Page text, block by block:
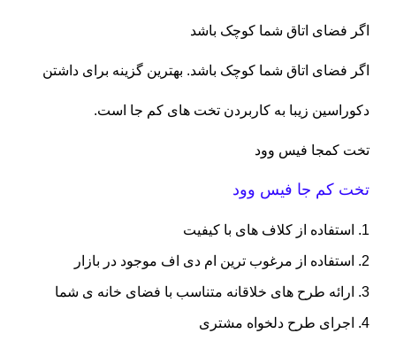
اگر فضای اتاق شما کوچک باشد
اگر فضای اتاق شما کوچک باشد. بهترین گزینه برای داشتن
دکوراسین زیبا به کاربردن تخت های کم جا است.
تخت کمجا فیس وود
تخت کم جا فیس وود
استفاده از کلاف های با کیفیت
استفاده از مرغوب ترین ام دی اف موجود در بازار
ارائه طرح های خلاقانه متناسب با فضای خانه ی شما
اجرای طرح دلخواه مشتری